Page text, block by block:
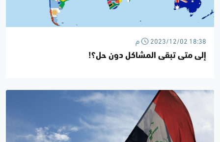
2023/12/02 18:38 م
إلى متى تبقى المشاكل دون حل؟!